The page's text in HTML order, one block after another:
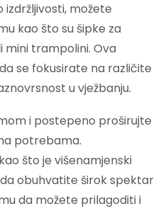
izdržljivosti, možete
kao što su šipke za
mini trampolini. Ova
se fokusirate na različite
u vježbanju.
i postepeno proširujte
potrebama.
što je višenamjenski
obuhvatite širok spektar
da možete prilagoditi i